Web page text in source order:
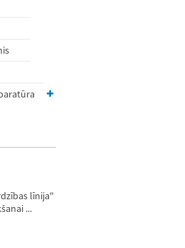
līnija"
...